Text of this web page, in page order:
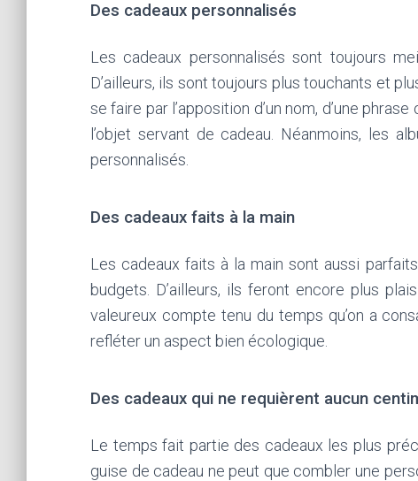
Des cadeaux personnalisés
Les cadeaux personnalisés sont toujours
D’ailleurs, ils sont toujours plus touchants et
se faire par l’apposition d’un nom, d’une
l’objet servant de cadeau. Néanmoins, les
personnalisés.
Des cadeaux faits à la main
Les cadeaux faits à la main sont aussi
budgets. D’ailleurs, ils feront encore plus
valeureux compte tenu du temps qu’on a
refléter un aspect bien écologique.
Des cadeaux qui ne requièrent aucun
Le temps fait partie des cadeaux les plus
guise de cadeau ne peut que combler une